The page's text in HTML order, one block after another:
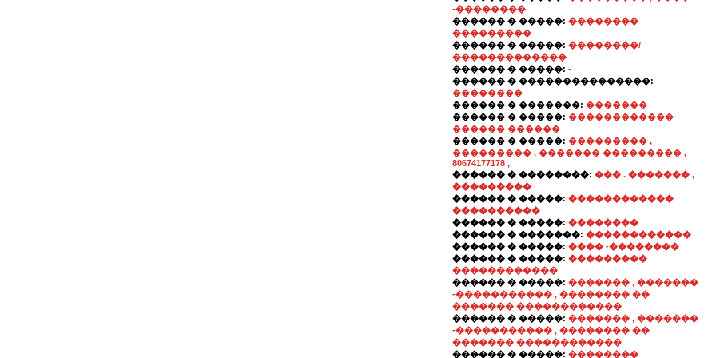
-��������
������ � �����: ��������
���������
������ � �����: ��������/
�������������
������ � �����: -
������ � ���������������:
��������
������ � �������: �������
������ � �����: ������������
������ ������
������ � �����: ��������� ,
��������� , ������� ��������� ,
80674177178 ,
������ � ��������: ��� . ������� ,
���������
������ � �����: ������������
����������
������ � �����: ��������
������ � �������: ������������
������ � �����: ���� -��������
������ � �����: ���������
������������
������ � �����: ������� , �������
-����������� , �������� ��
������� ������������
������ � �����: ������� , �������
-����������� , �������� ��
������� ������������
������ � �����: ��������